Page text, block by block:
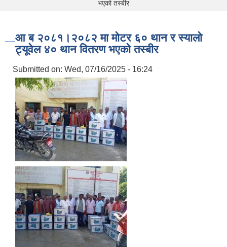
भएको तस्बीर
आ ब २०८१।२०८२ मा मोटर ६० थान र स्यालो
ट्यूवेल ४० थान वितरण भएको तस्बीर
Submitted on: Wed, 07/16/2025 - 16:24